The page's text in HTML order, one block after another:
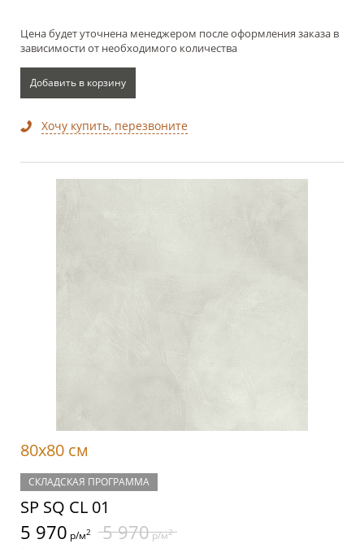
Цена будет уточнена менеджером после оформления заказа в
зависимости от необходимого количества
Добавить в корзину
Хочу купить, перезвоните
80x80 см
СКЛАДСКАЯ ПРОГРАММА
SP SQ CL 01
5 970 р/м2 5 970р/м2